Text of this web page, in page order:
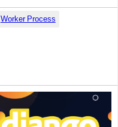
Worker Process